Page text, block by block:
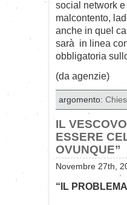
social network
malcontento,
anche in quel
sarà in linea
obbligatoria
(da agenzie)
argomento:
IL
ESSERE
OVUNQUE”
Novembre 27th,
“IL